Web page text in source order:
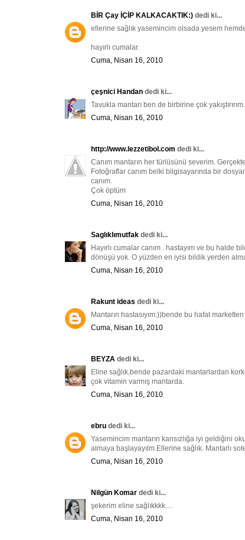
BİR Çay İÇİP KALKACAKTIK:) dedi ki...
ellerine sağlık yasemincim olsada yesem
hayırlı cumalar.
Cuma, Nisan 16, 2010
çeşnici Handan dedi ki...
Tavukla mantarı ben de birbirine çok
Cuma, Nisan 16, 2010
http://www.lezzetibol.com dedi ki...
Canım mantarın her türlüsünü severim.
Fotoğraflar canım belki bilgisayarında bir
canım.
Çok öptüm
Cuma, Nisan 16, 2010
Saglıklımutfak dedi ki...
Hayırlı cumalar canım . hastayım ve bu halde
dönüşü yok. O yüzden en iyisi bildik yerden
Cuma, Nisan 16, 2010
Rakunt ideas dedi ki...
Mantarın hastasıyım:))bende bu hafat
Cuma, Nisan 16, 2010
BEYZA dedi ki...
Eline sağlık,bende pazardaki mantarlardan
çok vitamin varmış mantarda.
Cuma, Nisan 16, 2010
ebru dedi ki...
Yasemincim mantarın kansızlığa iyi geldiğini
almaya başlayayılm.Ellerine sağlık. Mantarlı
Cuma, Nisan 16, 2010
Nilgün Komar dedi ki...
şekerim eline sağlıkkkk....
Cuma, Nisan 16, 2010